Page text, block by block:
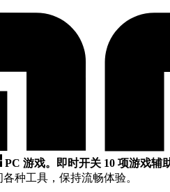
PC 游戏。 即时开关 10 项游戏辅
种工具，保持流畅体验。